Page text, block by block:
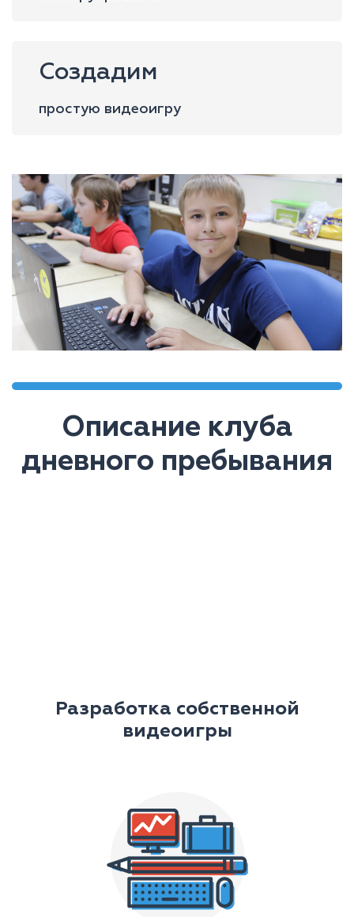
Создадим
простую видеоигру
Описание клуба
дневного пребывания
Разработка собственной
видеоигры